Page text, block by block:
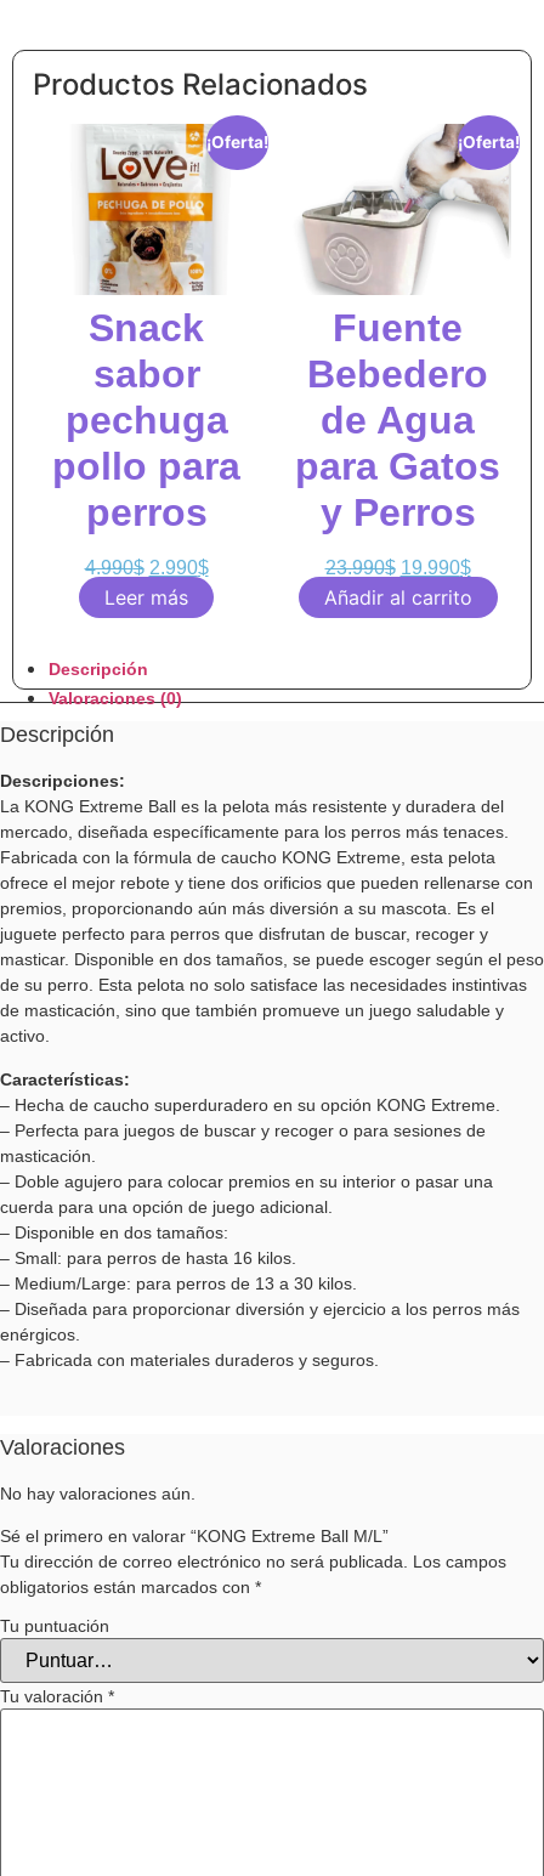
Productos Relacionados
¡Oferta!
Snack
sabor
pechuga
pollo para
perros
4.990$ 2.990$
Leer más
¡Oferta!
Fuente
Bebedero
de Agua
para Gatos
y Perros
23.990$ 19.990$
Añadir al carrito
Descripción
Valoraciones (0)
Descripción
Descripciones:
La KONG Extreme Ball es la pelota más resistente y duradera del
mercado, diseñada específicamente para los perros más tenaces.
Fabricada con la fórmula de caucho KONG Extreme, esta pelota
ofrece el mejor rebote y tiene dos orificios que pueden rellenarse con
premios, proporcionando aún más diversión a su mascota. Es el
juguete perfecto para perros que disfrutan de buscar, recoger y
masticar. Disponible en dos tamaños, se puede escoger según el peso
de su perro. Esta pelota no solo satisface las necesidades instintivas
de masticación, sino que también promueve un juego saludable y
activo.
Características:
– Hecha de caucho superduradero en su opción KONG Extreme.
– Perfecta para juegos de buscar y recoger o para sesiones de
masticación.
– Doble agujero para colocar premios en su interior o pasar una
cuerda para una opción de juego adicional.
– Disponible en dos tamaños:
– Small: para perros de hasta 16 kilos.
– Medium/Large: para perros de 13 a 30 kilos.
– Diseñada para proporcionar diversión y ejercicio a los perros más
enérgicos.
– Fabricada con materiales duraderos y seguros.
Valoraciones
No hay valoraciones aún.
Sé el primero en valorar “KONG Extreme Ball M/L”
Tu dirección de correo electrónico no será publicada.
Los campos
obligatorios están marcados con *
Tu puntuación
Tu valoración *